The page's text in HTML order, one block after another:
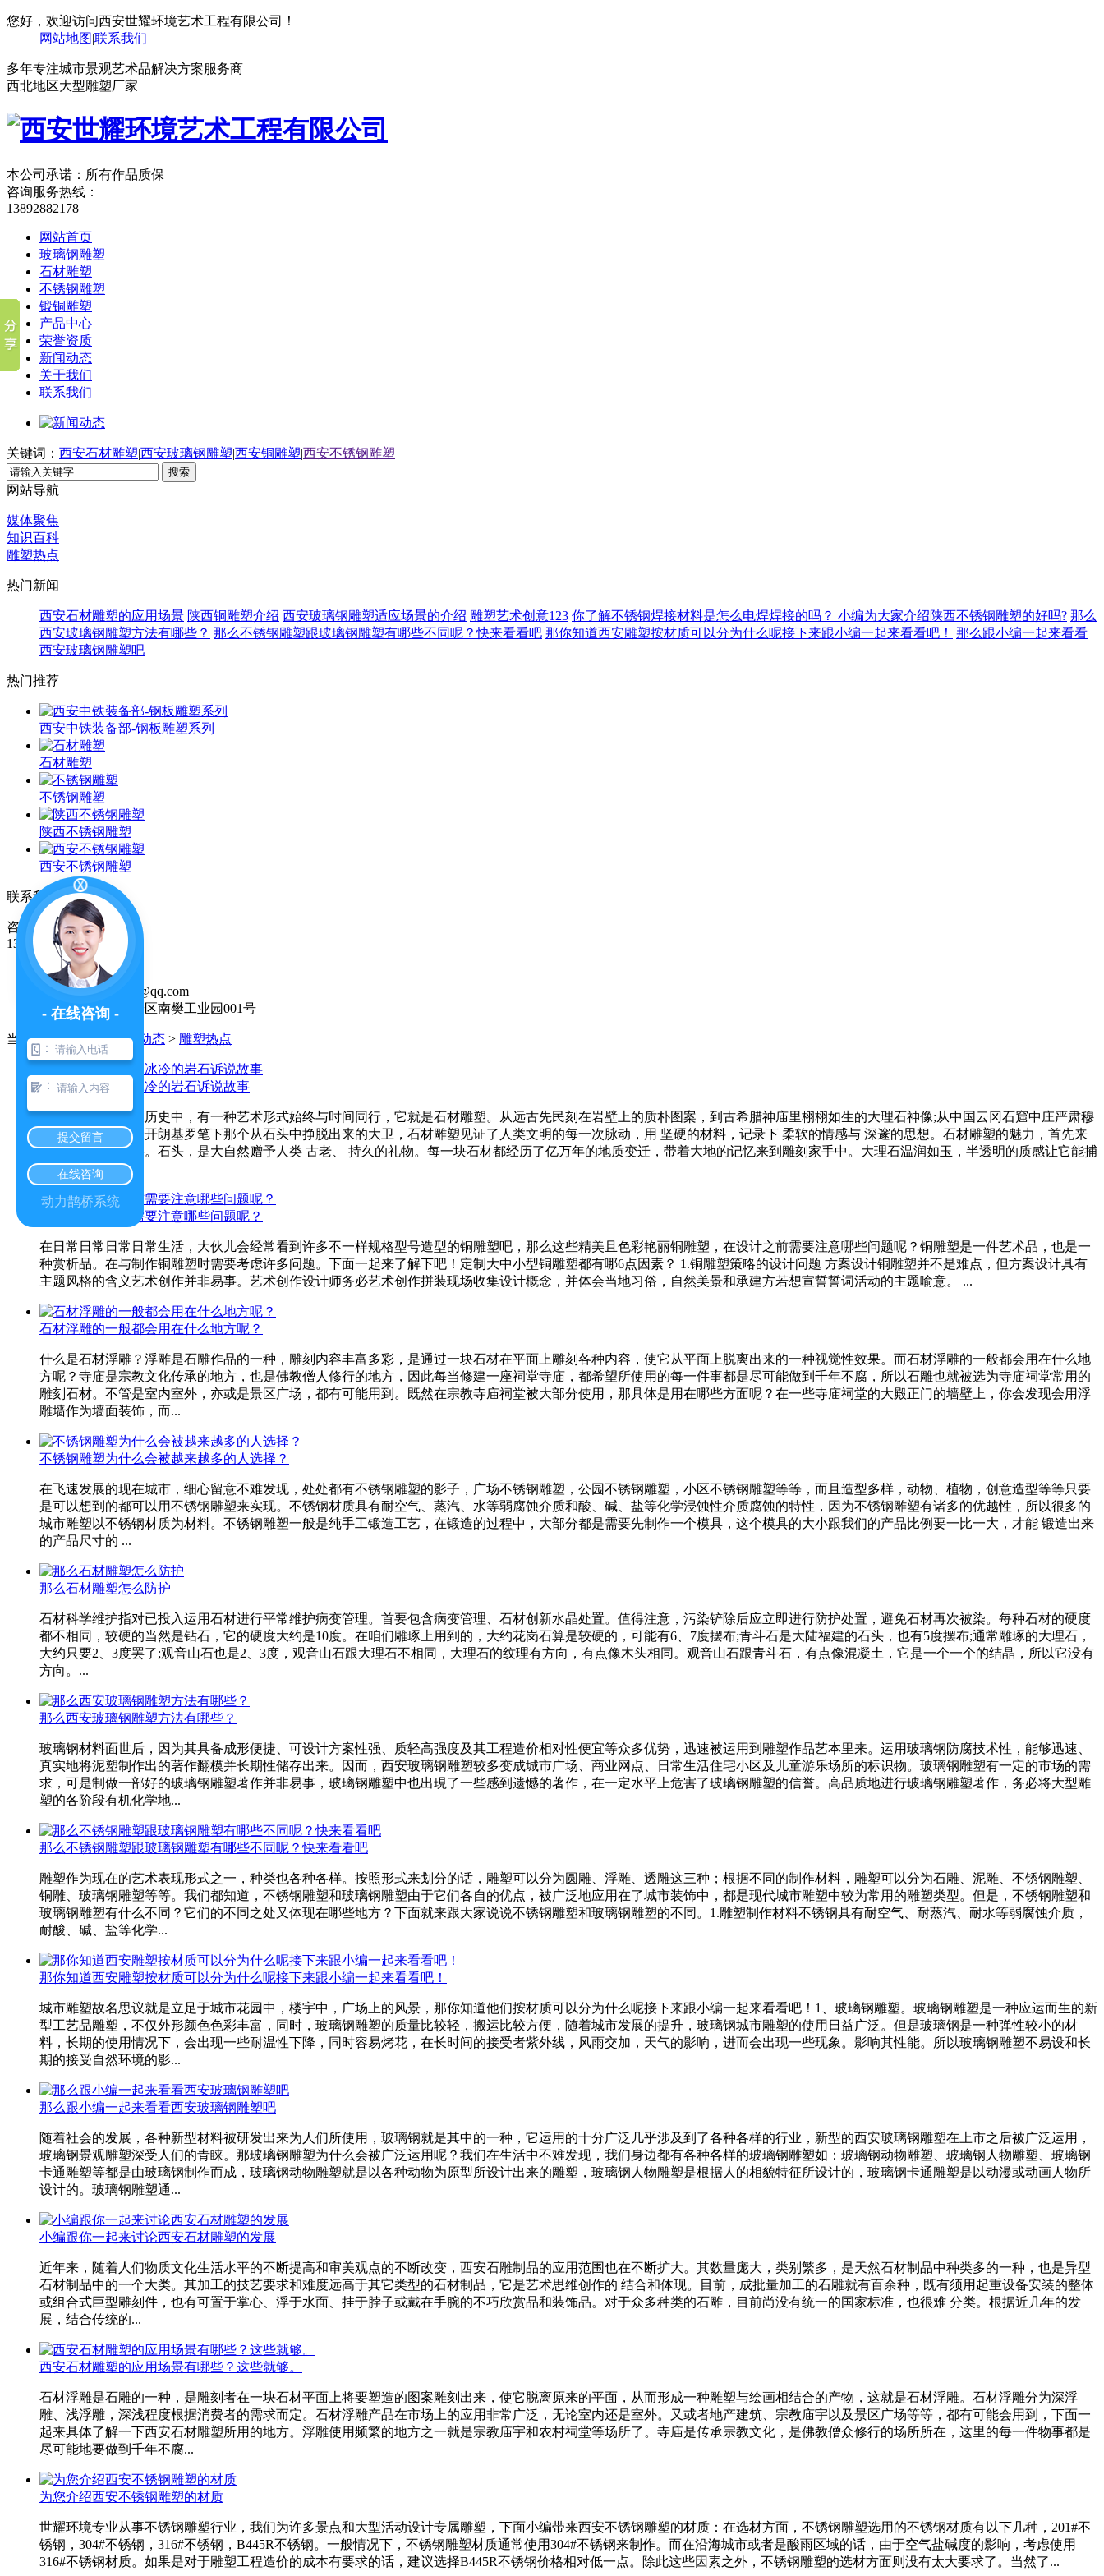
您好，欢迎访问西安世耀环境艺术工程有限公司！
网站地图|联系我们
多年专注城市景观艺术品解决方案服务商
西北地区大型雕塑厂家
本公司承诺：所有作品质保
咨询服务热线：
13892882178
网站首页
玻璃钢雕塑
石材雕塑
不锈钢雕塑
锻铜雕塑
产品中心
荣誉资质
新闻动态
关于我们
联系我们
关键词： 西安石材雕塑|西安玻璃钢雕塑|西安铜雕塑|西安不锈钢雕塑
搜索
网站导航
媒体聚焦
知识百科
雕塑热点
热门新闻
西安石材雕塑的应用场景 陕西铜雕塑介绍 西安​玻璃钢雕塑适应场景的介绍 雕塑艺术创意123 你了解不锈钢焊接材料是怎么电焊焊接的吗？ 小编为大家介绍陕西不锈钢​雕塑的好吗? 那么
西安玻璃钢雕塑方法有哪些？ 那么不锈钢雕塑跟玻璃钢雕塑有哪些不同呢？快来看看吧 那你知道西安雕塑按材质可以分为什么呢接下来跟小编一起来看看吧！
那么跟小编一起来看看
西安玻璃钢雕塑吧
热门推荐
西安中铁装备部-钢板雕塑系列
石材雕塑
不锈钢雕塑
陕西不锈钢雕塑
西安不锈钢雕塑
联系我们
咨询热线
13892882178
售后热线：
13892882178
邮箱：122273757@qq.com
地址：西安市长安区南樊工业园001号
当前位置：首页>新闻动态 > 雕塑热点
石材雕塑如何让冰冷的岩石诉说故事
在人类文明的漫长历史中，有一种艺术形式始终与时间同行，它就是石材雕塑。从远古先民刻在岩壁上的质朴图案，到古希腊神庙里栩栩如生的大理石神像;从中国云冈石窟中庄严肃穆
的佛陀造像，到米开朗基罗笔下那个从石头中挣脱出来的大卫，石材雕塑见证了人类文明的每一次脉动，用 坚硬的材料，记录下 柔软的情感与 深邃的思想。石材雕塑的魅力，首先来
自于它所用的材料。石头，是大自然赠予人类 古老、 持久的礼物。每一块石材都经历了亿万年的地质变迁，带着大地的记忆来到雕刻家手中。大理石温润如玉，半透明的质感让它能捕
捉光影，适...
在设计雕塑之前需要注意哪些问题呢？
在日常日常日常日常生活，大伙儿会经常看到许多不一样规格型号造型的铜雕塑吧，那么这些精美且色彩艳丽铜雕塑，在设计之前需要注意哪些问题呢？铜雕塑是一件艺术品，也是一
种赏析品。在与制作铜雕塑时需要考虑许多问题。下面一起来了解下吧！定制大中小型铜雕塑都有哪6点因素？ 1.铜雕塑策略的设计问题 方案设计铜雕塑并不是难点，但方案设计具有
主题风格的含义艺术创作并非易事。艺术创作设计师务必艺术创作拼装现场收集设计概念，并体会当地习俗，自然美景和承建方若想宣誓誓词活动的主题喻意。 ...
石材浮雕的一般都会用在什么地方呢？
什么是石材浮雕？浮雕是石雕作品的一种，雕刻内容丰富多彩，是通过一块石材在平面上雕刻各种内容，使它从平面上脱离出来的一种视觉性效果。而石材浮雕的一般都会用在什么地
方呢？寺庙是宗教文化传承的地方，也是佛教僧人修行的地方，因此每当修建一座祠堂寺庙，都希望所使用的每一件事都是尽可能做到千年不腐，所以石雕也就被选为寺庙祠堂常用的
雕刻石材。不管是室内室外，亦或是景区广场，都有可能用到。既然在宗教寺庙祠堂被大部分使用，那具体是用在哪些方面呢？在一些寺庙祠堂的大殿正门的墙壁上，你会发现会用浮
雕墙作为墙面装饰，而...
不锈钢雕塑为什么会被越来越多的人选择？
在飞速发展的现在城市，细心留意不难发现，处处都有不锈钢雕塑的影子，广场不锈钢雕塑，公园不锈钢雕塑，小区不锈钢雕塑等等，而且造型多样，动物、植物，创意造型等等只要
是可以想到的都可以用不锈钢雕塑来实现。不锈钢材质具有耐空气、蒸汽、水等弱腐蚀介质和酸、碱、盐等化学浸蚀性介质腐蚀的特性，因为不锈钢雕塑有诸多的优越性，所以很多的
城市雕塑以不锈钢材质为材料。不锈钢雕塑一般是纯手工锻造工艺，在锻造的过程中，大部分都是需要先制作一个模具，这个模具的大小跟我们的产品比例要一比一大，才能 锻造出来
的产品尺寸的 ...
那么石材雕塑怎么防护
石材科学维护指对已投入运用石材进行平常维护病变管理。首要包含病变管理、石材创新水晶处置。值得注意，污染铲除后应立即进行防护处置，避免石材再次被染。每种石材的硬度
都不相同，较硬的当然是钻石，它的硬度大约是10度。在咱们雕琢上用到的，大约花岗石算是较硬的，可能有6、7度摆布;青斗石是大陆福建的石头，也有5度摆布;通常雕琢的大理石，
大约只要2、3度罢了;观音山石也是2、3度，观音山石跟大理石不相同，大理石的纹理有方向，有点像木头相同。观音山石跟青斗石，有点像混凝土，它是一个一个的结晶，所以它没有
方向。...
那么西安玻璃钢雕塑方法有哪些？
玻璃钢材料面世后，因为其具备成形便捷、可设计方案性强、质轻高强度及其工程造价相对性便宜等众多优势，迅速被运用到雕塑作品艺本里来。运用玻璃钢防腐技术性，能够迅速、
真实地将泥塑制作出的著作翻模并长期性储存出来。因而，西安玻璃钢雕塑较多变成城市广场、商业网点、日常生活住宅小区及儿童游乐场所的标识物。玻璃钢雕塑有一定的市场的需
求，可是制做一部好的玻璃钢雕塑著作并非易事，玻璃钢雕塑中也出現了一些感到遗憾的著作，在一定水平上危害了玻璃钢雕塑的信誉。高品质地进行玻璃钢雕塑著作，务必将大型雕
塑的各阶段有机化学地...
那么不锈钢雕塑跟玻璃钢雕塑有哪些不同呢？快来看看吧
雕塑作为现在的艺术表现形式之一，种类也各种各样。按照形式来划分的话，雕塑可以分为圆雕、浮雕、透雕这三种；根据不同的制作材料，雕塑可以分为石雕、泥雕、不锈钢雕塑、
铜雕、玻璃钢雕塑等等。我们都知道，不锈钢雕塑和玻璃钢雕塑由于它们各自的优点，被广泛地应用在了城市装饰中，都是现代城市雕塑中较为常用的雕塑类型。但是，不锈钢雕塑和
玻璃钢雕塑有什么不同？它们的不同之处又体现在哪些地方？下面就来跟大家说说不锈钢雕塑和玻璃钢雕塑的不同。1.雕塑制作材料不锈钢具有耐空气、耐蒸汽、耐水等弱腐蚀介质，
耐酸、碱、盐等化学...
那你知道西安雕塑按材质可以分为什么呢接下来跟小编一起来看看吧！
城市雕塑故名思议就是立足于城市花园中，楼宇中，广场上的风景，那你知道他们按材质可以分为什么呢接下来跟小编一起来看看吧！1、玻璃钢雕塑。玻璃钢雕塑是一种应运而生的新
型工艺品雕塑，不仅外形颜色色彩丰富，同时，玻璃钢雕塑的质量比较轻，搬运比较方便，随着城市发展的提升，玻璃钢城市雕塑的使用日益广泛。但是玻璃钢是一种弹性较小的材
料，长期的使用情况下，会出现一些耐温性下降，同时容易烤花，在长时间的接受者紫外线，风雨交加，天气的影响，进而会出现一些现象。影响其性能。所以玻璃钢雕塑不易设和长
期的接受自然环境的影...
那么跟小编一起来看看西安玻璃钢雕塑吧
随着社会的发展，各种新型材料被研发出来为人们所使用，玻璃钢就是其中的一种，它运用的十分广泛几乎涉及到了各种各样的行业，新型的西安玻璃钢雕塑在上市之后被广泛运用，
玻璃钢景观雕塑深受人们的青睐。那玻璃钢雕塑为什么会被广泛运用呢？我们在生活中不难发现，我们身边都有各种各样的玻璃钢雕塑如：玻璃钢动物雕塑、玻璃钢人物雕塑、玻璃钢
卡通雕塑等都是由玻璃钢制作而成，玻璃钢动物雕塑就是以各种动物为原型所设计出来的雕塑，玻璃钢人物雕塑是根据人的相貌特征所设计的，玻璃钢卡通雕塑是以动漫或动画人物所
设计的。玻璃钢雕塑通...
小编跟你一起来讨论西安石材雕塑的发展
近年来，随着人们物质文化生活水平的不断提高和审美观点的不断改变，西安石雕制品的应用范围也在不断扩大。其数量庞大，类别繁多，是天然石材制品中种类多的一种，也是异型
石材制品中的一个大类。其加工的技艺要求和难度远高于其它类型的石材制品，它是艺术思维创作的 结合和体现。目前，成批量加工的石雕就有百余种，既有须用起重设备安装的整体
或组合式巨型雕刻件，也有可置于掌心、浮于水面、挂于脖子或戴在手腕的不巧欣赏品和装饰品。对于众多种类的石雕，目前尚没有统一的国家标准，也很难 分类。根据近几年的发
展，结合传统的...
西安石材雕塑的应用场景有哪些？这些就够。
石材浮雕是石雕的一种，是雕刻者在一块石材平面上将要塑造的图案雕刻出来，使它脱离原来的平面，从而形成一种雕塑与绘画相结合的产物，这就是石材浮雕。石材浮雕分为深浮
雕、浅浮雕，深浅程度根据消费者的需求而定。石材浮雕产品在市场上的应用非常广泛，无论室内还是室外。又或者地产建筑、宗教庙宇以及景区广场等等，都有可能会用到，下面一
起来具体了解一下西安石材雕塑所用的地方。浮雕使用频繁的地方之一就是宗教庙宇和农村祠堂等场所了。寺庙是传承宗教文化，是佛教僧众修行的场所所在，这里的每一件物事都是
尽可能地要做到千年不腐...
为您介绍西安不锈钢雕塑的材质
世耀环境专业从事不锈钢雕塑行业，我们为许多景点和大型活动设计专属雕塑，下面小编带来西安不锈钢雕塑的材质：在选材方面，不锈钢雕塑选用的不锈钢材质有以下几种，201#不
锈钢，304#不锈钢，316#不锈钢，B445R不锈钢。一般情况下，不锈钢雕塑材质通常使用304#不锈钢来制作。而在沿海城市或者是酸雨区域的话，由于空气盐碱度的影响，考虑使用
316#不锈钢材质。如果是对于雕塑工程造价的成本有要求的话，建议选择B445R不锈钢价格相对低一点。除此这些因素之外，不锈钢雕塑的选材方面则没有太大要求了。当然了...
- 在线咨询 -
：
：
提交留言
在线咨询
动力鹊桥系统